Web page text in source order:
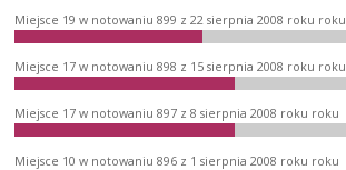
Miejsce 19 w notowaniu 899 z 22 sierpnia 2008 roku roku
Miejsce 17 w notowaniu 898 z 15 sierpnia 2008 roku roku
Miejsce 17 w notowaniu 897 z 8 sierpnia 2008 roku roku
Miejsce 10 w notowaniu 896 z 1 sierpnia 2008 roku roku